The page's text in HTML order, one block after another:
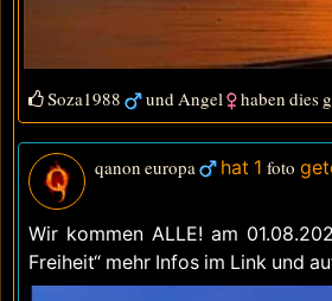
Soza1988 und Angel haben dies
qanon europa hat 1 foto
Wir kommen ALLE! am
Freiheit“ mehr Infos im Link und